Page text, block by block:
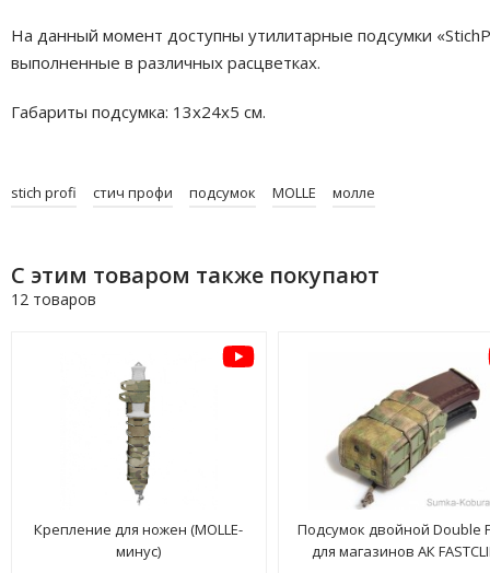
На данный момент доступны утилитарные подсумки
выполненные в различных расцветках.
Габариты подсумка: 13x24x5 см.
stich profi стич профи подсумок MOLLE молле
С этим товаром также покупают
12 товаров
Крепление для ножен (MOLLE-
минус)
Подсумок двойной Double
для магазинов АК